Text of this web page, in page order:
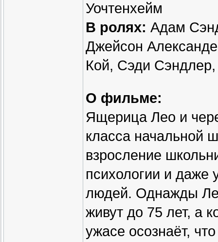
Уочтенхейм
В ролях: Адам
Джейсон
Кой, Сэди
О фильме:
Ящерица Лео и
класса начальной
взросление
психологии и даже
людей. Однажды
живут до 75 лет, а
ужасе осознаёт,